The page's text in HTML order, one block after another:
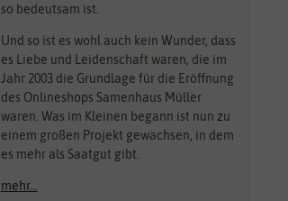
so bedeutsam ist.
Und so ist es wohl auch kein Wunder, dass
es Liebe und Leidenschaft waren, die im
Jahr 2003 die Grundlage für die Eröffnung
des Onlineshops Samenhaus Müller
waren. Was im Kleinen begann ist nun zu
einem großen Projekt gewachsen, in dem
es mehr als Saatgut gibt.
mehr...